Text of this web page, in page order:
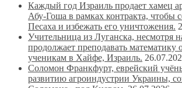
Каждый год Израиль продает хамец
Абу-Гоша в рамках контракта, чтобы
Песаха и избежать его уничтожения.
Учительница из Луганска, несмотря
продолжает преподавать математику
ученикам в Хайфе, Израиль.
Соломон Франкфурт, еврейский
развитию агроиндустрии Украины,